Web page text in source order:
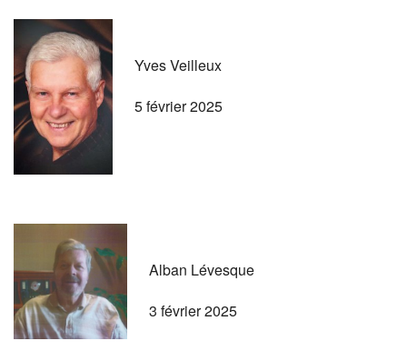
Yves Veilleux
5 février 2025
Alban Lévesque
3 février 2025